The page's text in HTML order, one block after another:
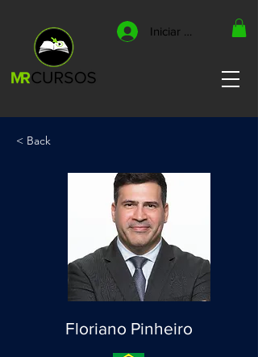
Iniciar sesión
< Back
Floriano Pinheiro